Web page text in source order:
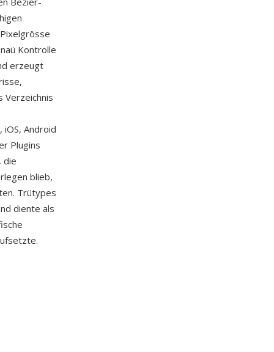
Kontrolle
erzeugt
Verzeichnis
Android
Plugins
die
blieb,
Trütypes
diente als